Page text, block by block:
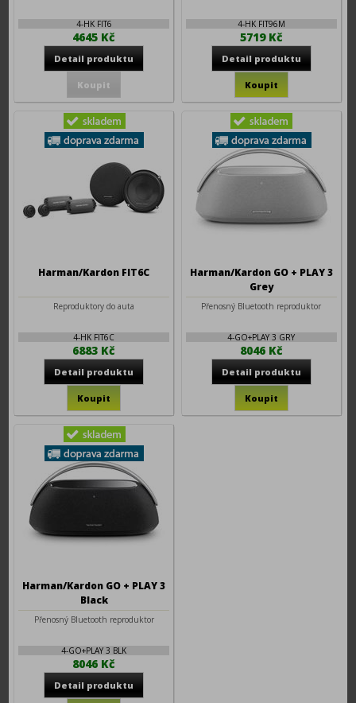
4-HK FIT6
4645 Kč
4-HK FIT96M
5719 Kč
Harman/Kardon FIT6C
Reproduktory do auta
4-HK FIT6C
6883 Kč
Harman/Kardon GO + PLAY 3
Grey
Přenosný Bluetooth reproduktor
4-GO+PLAY 3 GRY
8046 Kč
Harman/Kardon GO + PLAY 3
Black
Přenosný Bluetooth reproduktor
4-GO+PLAY 3 BLK
8046 Kč